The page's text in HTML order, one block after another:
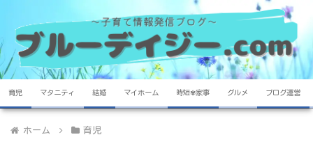
育児 マタニティ 結婚 マイホーム 時短✾家事 グルメ ブログ運営
ホーム 育児